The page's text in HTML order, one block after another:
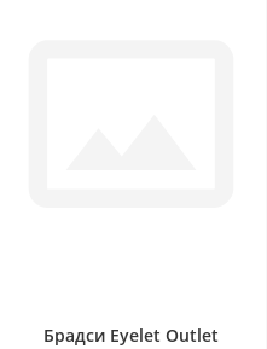
Брадси Eyelet Outlet